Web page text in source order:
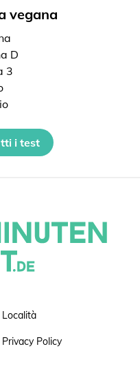
vegana
D
3
i test
Località
Privacy Policy